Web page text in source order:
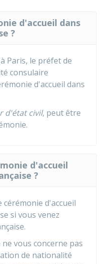
d'accueil dans
?
Paris, le préfet de
consulaire
d'accueil dans
d'état civil, peut être
d'accueil
?
cérémonie d'accueil
si vous venez
vous concerne pas
de nationalité